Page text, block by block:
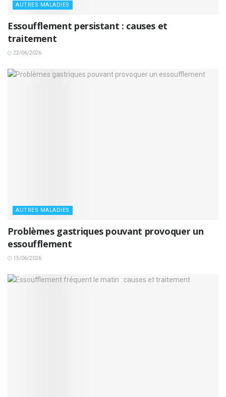
AUTRES MALADIES
Essoufflement persistant : causes et
traitement
22/06/2026
AUTRES MALADIES
Problèmes gastriques pouvant provoquer un
essoufflement
15/06/2026